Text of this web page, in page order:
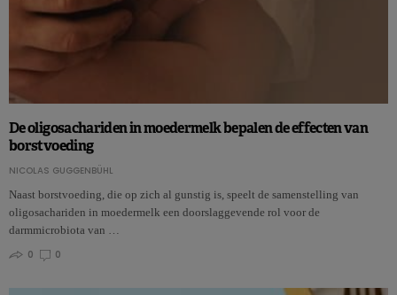
De oligosachariden in moedermelk bepalen de effecten van
borstvoeding
NICOLAS GUGGENBÜHL
Naast borstvoeding, die op zich al gunstig is, speelt de samenstelling van
oligosachariden in moedermelk een doorslaggevende rol voor de
darmmicrobiota van …
0
0